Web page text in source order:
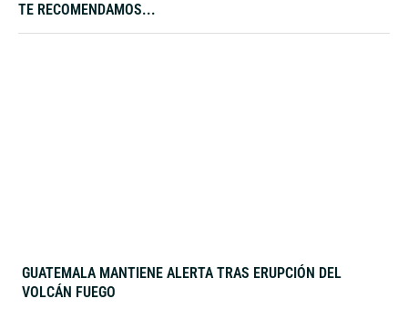
TE RECOMENDAMOS...
GUATEMALA MANTIENE ALERTA TRAS ERUPCIÓN DEL
VOLCÁN FUEGO